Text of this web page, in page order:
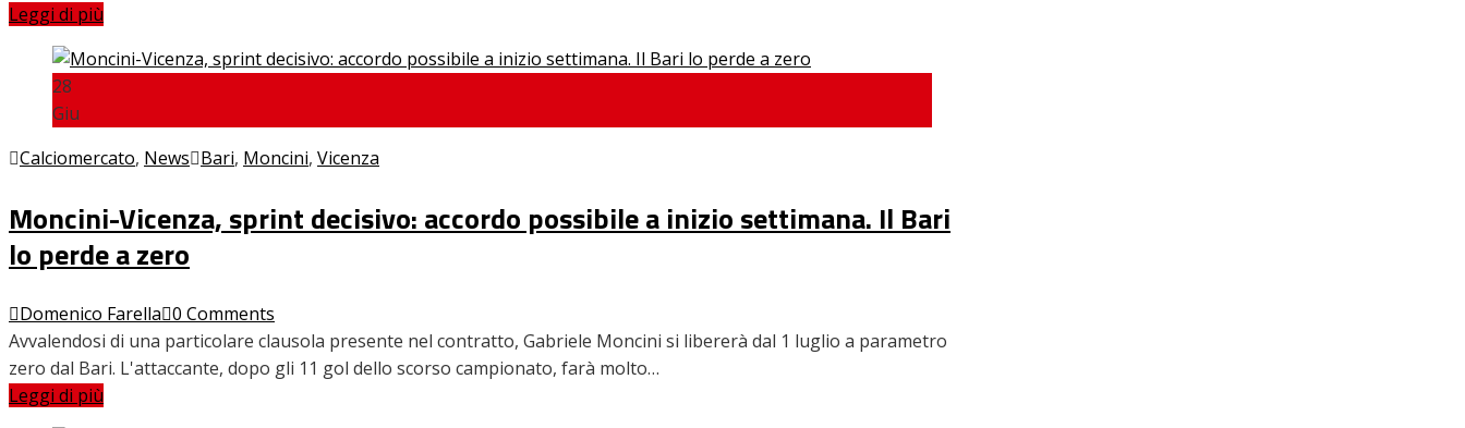
Leggi di più
28
Giu
Calciomercato, News Bari, Moncini, Vicenza
Moncini-Vicenza, sprint decisivo: accordo possibile a inizio settimana. Il Bari
lo perde a zero
Domenico Farella 0 Comments
Avvalendosi di una particolare clausola presente nel contratto, Gabriele Moncini si libererà dal 1 luglio a parametro
zero dal Bari. L'attaccante, dopo gli 11 gol dello scorso campionato, farà molto…
Leggi di più